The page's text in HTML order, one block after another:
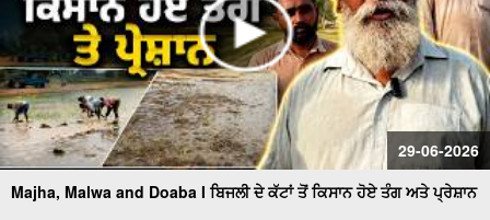
29-06-2026
Majha, Malwa and Doaba I ਬਿਜਲੀ ਦੇ ਕੱਟਾਂ ਤੋਂ ਕਿਸਾਨ ਹੋਏ ਤੰਗ ਅਤੇ ਪ੍ਰੇਸ਼ਾਨ